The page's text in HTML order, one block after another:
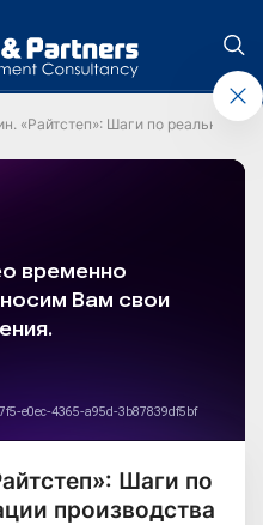
«Райтстеп»: Шаги по реальной
Шаги по
производства